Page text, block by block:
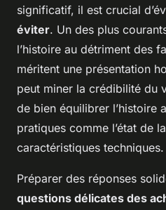
significatif, il est crucial
éviter. Un des plus
l’histoire au détriment des
méritent une présentation
peut miner la crédibilité du
de bien équilibrer l’histoire
pratiques comme l’état de
caractéristiques techniques.
Préparer des réponses
questions délicates des